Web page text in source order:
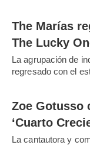
The Marías
The Lucky
La agrupación de
regresado con el
Zoe Gotusso
‘Cuarto
La cantautora y